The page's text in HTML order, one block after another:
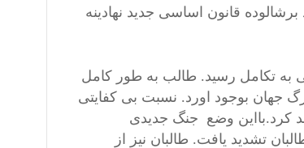
قانون اساسی جدید نهادینه
به تکامل رسید. طالب به طور کامل
جهان بوجود اورد. نسبت بی کفایتی
کرد.بااین وضع جنگ جدیدی
ناتو و48 کشورجهان علیه طالبان تشدید یافت. طالبان نیز از